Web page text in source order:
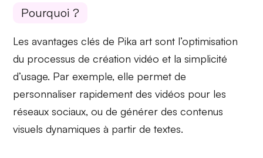
Pourquoi ?
Lesavantages clés de Pika art sont l’optimisation
du processus de création vidéo et la simplicité
d’usage. Par exemple, elle permet de
personnaliser rapidement des vidéos pour les
réseaux sociaux, ou de générer des contenus
visuels dynamiques à partir de textes.